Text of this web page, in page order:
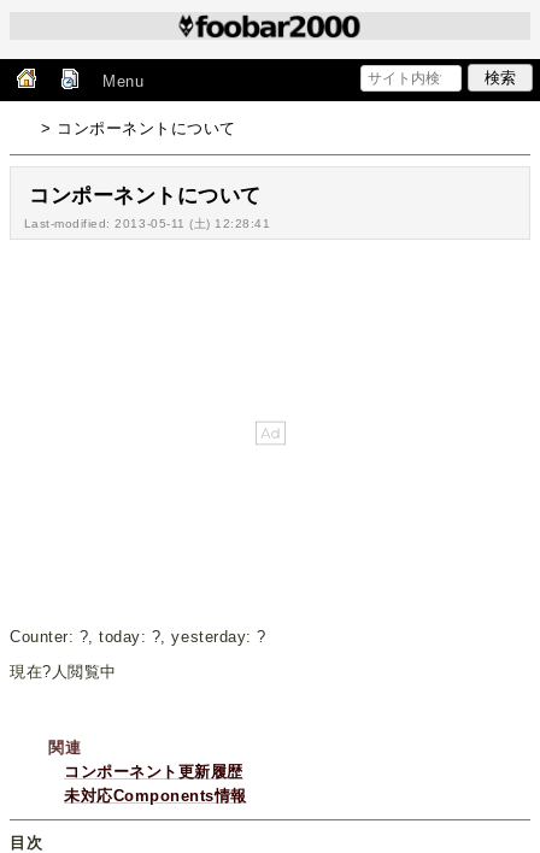
Menu
> コンポーネントについて
コンポーネントについて
Last-modified: 2013-05-11 (土) 12:28:41
Counter: ?, today: ?, yesterday:?
現在? 人閲覧中
関連
コンポーネント更新履歴
未対応Components情報
目次